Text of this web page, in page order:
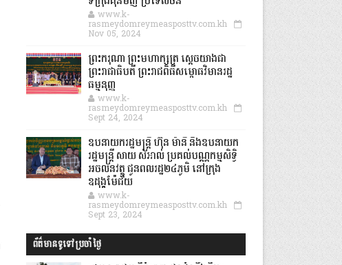
www.k-
rasmeydomreymeasposttv.com.kh
Nov 05, 2024
ព្រះករុណា ព្រះមហាក្សត្រ ស្តេចយាងជា
ព្រះរាជាធិបតី ព្រះរាជពិធីសម្ពោធវិមានរដ្ឋ
ធម្មនុញ្ញ
www.k-
rasmeydomreymeasposttv.com.kh
Sept 24, 2024
ឧបនាយករដ្ឋមន្ដ្រី ហ៊ុន ម៉ានី និងឧបនាយក
រដ្ឋមន្ដ្រី សាយ សំអាល់ ប្រគល់បណ្ណកម្មសិទ្ធិ
អចលនវត្ថុ ជូនពលរដ្ឋ២៤ភូមិ នៅក្រុង
ឧដុង្គម៉ែជ័យ
www.k-
rasmeydomreymeasposttv.com.kh
Sept 23, 2024
ព័ត៌មានទូទៅប្រចាំថ្ងៃ